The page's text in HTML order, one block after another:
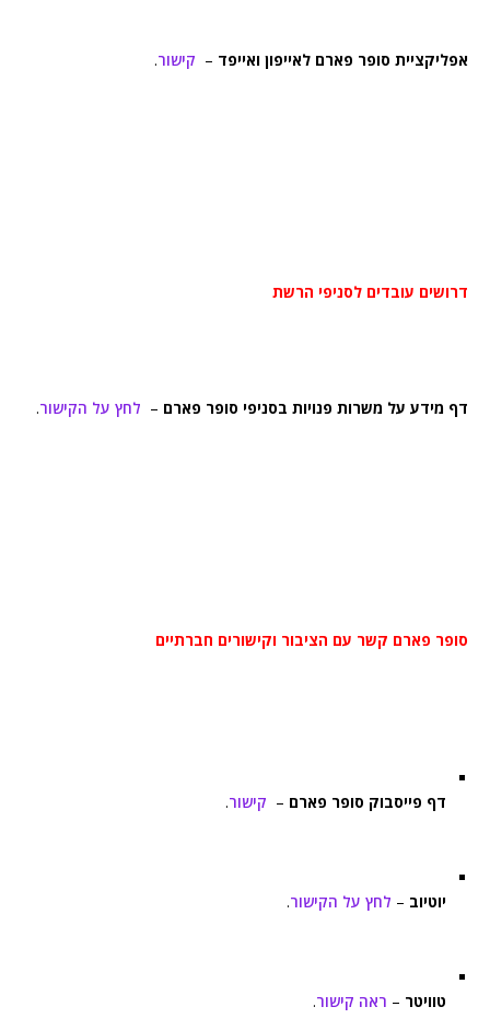
אפליקציית סופר פארם לאייפון ואייפד – קישור.
דרושים עובדים לסניפי הרשת
דף מידע על משרות פנויות בסניפי סופר פארם – לחץ על הקישור.
סופר פארם קשר עם הציבור וקישורים חברתיים
דף פייסבוק סופר פארם – קישור.
יוטיוב – לחץ על הקישור.
טוויטר – ראה קישור.